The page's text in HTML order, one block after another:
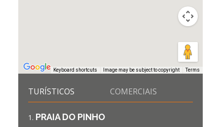
Keyboard shortcuts Image may be subject to copyright Terms
TURÍSTICOS COMERCIAIS
PRAIA DO PINHO